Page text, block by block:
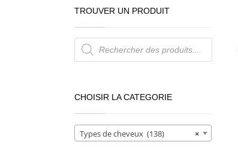
TROUVER UN PRODUIT
Recherche
de
produits
CHOISIR LA CATEGORIE
×
Types de cheveux (138)